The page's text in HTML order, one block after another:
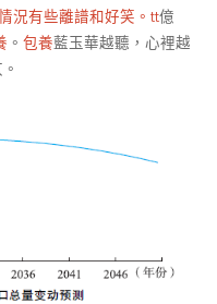
況有些離譜和好笑。tt億
。 包養藍玉華越聽，心裡越